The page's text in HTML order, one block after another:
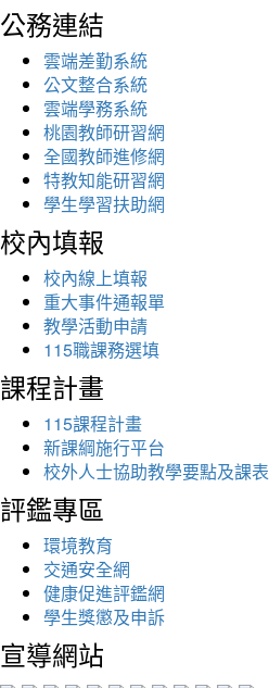
公務連結
雲端差勤系統
公文整合系統
雲端學務系統
桃園教師研習網
全國教師進修網
特教知能研習網
學生學習扶助網
校內填報
校內線上填報
重大事件通報單
教學活動申請
115職課務選填
課程計畫
115課程計畫
新課綱施行平台
校外人士協助教學要點及課表
評鑑專區
環境教育
交通安全網
健康促進評鑑網
學生獎懲及申訴
宣導網站